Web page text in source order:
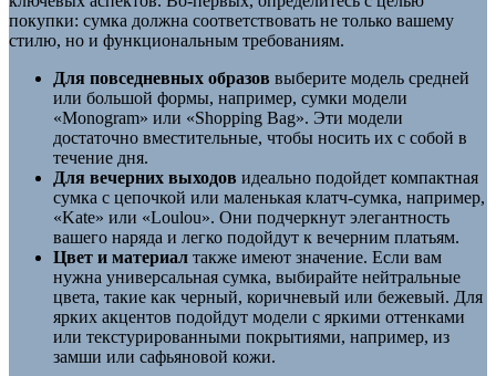
покупки: сумка должна соответствовать не только вашему
стилю, но и функциональным требованиям.
Для повседневных образов выберите модель средней
или большой формы, например, сумки модели
«Monogram» или «Shopping Bag». Эти модели
достаточно вместительные, чтобы носить их с собой в
течение дня.
Для вечерних выходов идеально подойдет компактная
сумка с цепочкой или маленькая клатч-сумка, например,
«Kate» или «Loulou». Они подчеркнут элегантность
вашего наряда и легко подойдут к вечерним платьям.
Цвет и материал также имеют значение. Если вам
нужна универсальная сумка, выбирайте нейтральные
цвета, такие как черный, коричневый или бежевый. Для
ярких акцентов подойдут модели с яркими оттенками
или текстурированными покрытиями, например, из
замши или сафьяновой кожи.